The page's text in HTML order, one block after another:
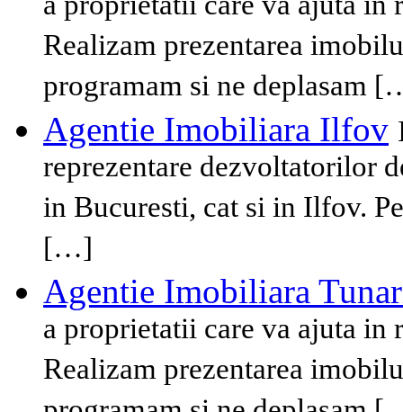
a proprietatii care va ajuta
Realizam prezentarea
programam si ne deplasam
Agentie Imobiliara Ilfov
reprezentare dezvoltatorilor
in Bucuresti, cat si in Ilfov.
[…]
Agentie Imobiliara
a proprietatii care va ajuta
Realizam prezentarea